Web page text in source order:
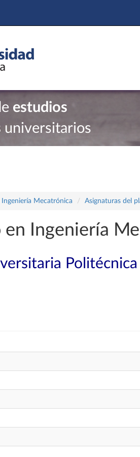
estudios
universitarios
Mecatrónica Asignaturas del
en Ingeniería